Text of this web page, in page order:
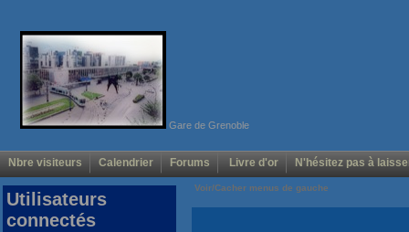
Gare de Grenoble
Nbre visiteurs Calendrier Forums Livre d'or N'hésitez pas à
Voir/Cacher menus de gauche
Utilisateurs
connectés